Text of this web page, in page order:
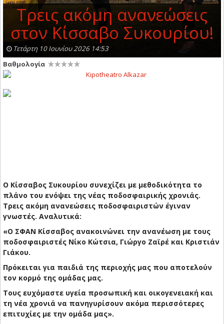
Τρεις ακόμη ανανεώσεις
στον Κίσσαβο Συκουρίου!
Τετάρτη 10 Ιουνίου 2026 14:53
Βαθμολογία
Ο Κίσσαβος Συκουρίου συνεχίζει με μεθοδικότητα το
πλάνο του ενόψει της νέας ποδοσφαιρικής χρονιάς.
Τρεις ακόμη ανανεώσεις ποδοσφαιριστών έγιναν
γνωστές. Αναλυτικά:
«Ο ΣΦΑΝ Κίσσαβος ανακοινώνει την ανανέωση με τους
ποδοσφαιριστές Νίκο Κώτσια, Γιώργο Ζαϊρέ και Κριστιάν
Γιάκου.
Πρόκειται για παιδιά της περιοχής μας που αποτελούν
τον κορμό της ομάδας μας.
Τους ευχόμαστε υγεία προσωπική και οικογενειακή και
τη νέα χρονιά να πανηγυρίσουν ακόμα περισσότερες
επιτυχίες με την ομάδα μας».